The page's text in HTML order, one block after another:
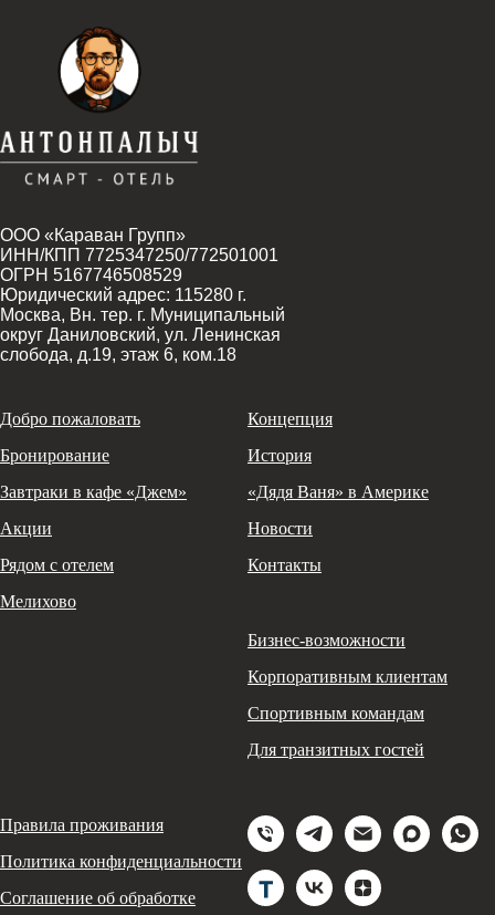
ООО «Караван Групп»
ИНН/КПП 7725347250/772501001
ОГРН 5167746508529
Юридический адрес: 115280 г.
Москва, Вн. тер. г. Муниципальный
округ Даниловский, ул. Ленинская
слобода, д.19, этаж 6, ком.18
Добро пожаловать
Бронирование
Завтраки в кафе «Джем»
Акции
Рядом с отелем
Мелихово
Концепция
История
«Дядя Ваня» в Америке
Новости
Контакты
Бизнес-возможности
Корпоративным клиентам
Спортивным командам
Для транзитных гостей
Правила проживания
Политика конфиденциальности
Соглашение об обработке